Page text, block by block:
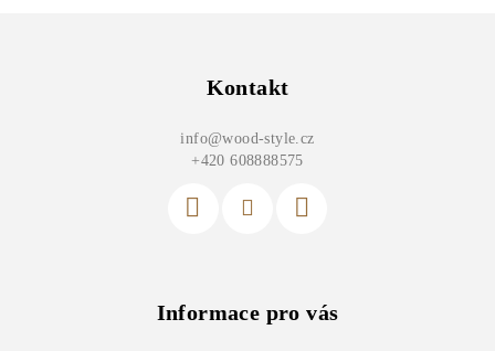
Kontakt
info@wood-style.cz
+420 608888575
Informace pro vás